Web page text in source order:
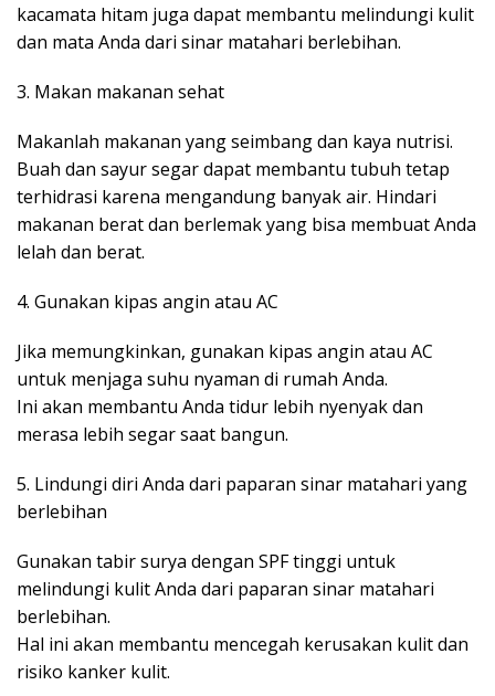
kacamata hitam juga dapat membantu melindungi kulit
dan mata Anda dari sinar matahari berlebihan.
3. Makan makanan sehat
Makanlah makanan yang seimbang dan kaya nutrisi.
Buah dan sayur segar dapat membantu tubuh tetap
terhidrasi karena mengandung banyak air. Hindari
makanan berat dan berlemak yang bisa membuat Anda
lelah dan berat.
4. Gunakan kipas angin atau AC
Jika memungkinkan, gunakan kipas angin atau AC
untuk menjaga suhu nyaman di rumah Anda.
Ini akan membantu Anda tidur lebih nyenyak dan
merasa lebih segar saat bangun.
5. Lindungi diri Anda dari paparan sinar matahari yang
berlebihan
Gunakan tabir surya dengan SPF tinggi untuk
melindungi kulit Anda dari paparan sinar matahari
berlebihan.
Hal ini akan membantu mencegah kerusakan kulit dan
risiko kanker kulit.